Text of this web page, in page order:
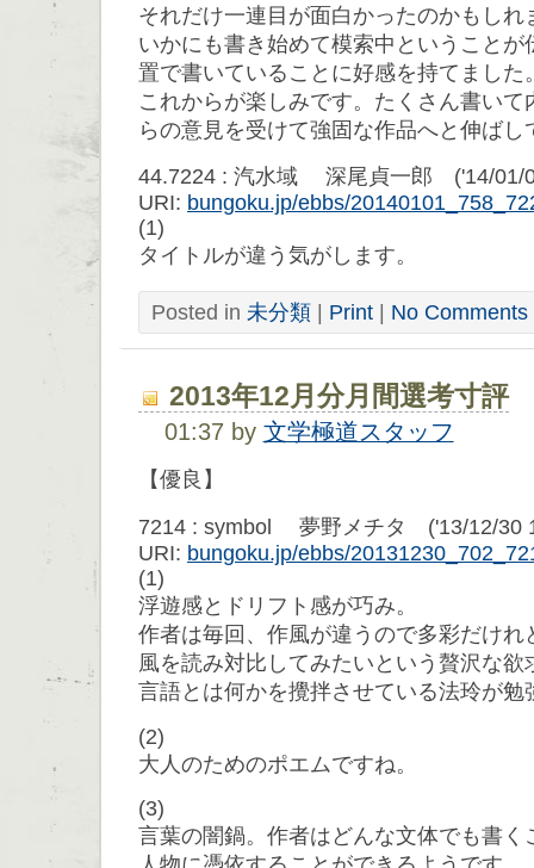
それだけ一連目が面白かったのかもしれ
いかにも書き始めて模索中ということが
置で書いていることに好感を持てました
これからが楽しみです。たくさん書い
らの意見を受けて強固な作品へと伸ば
44.7224 : 汽水域 深尾貞一郎 ('14/01/
URI: bungoku.jp/ebbs/
(1)
タイトルが違う気がします。
Posted in 未分類 | Print | No Comments
2013年12月分月間選考寸評
01:37 by 文学極道スタッフ
【優良】
7214 : symbol 夢野メチタ ('13/12/30
URI: bungoku.jp/ebbs/
(1)
浮遊感とドリフト感が巧み。
作者は毎回、作風が違うので多彩だけれ
風を読み対比してみたいという贅沢な欲
言語とは何かを攪拌させている法玲が勉
(2)
大人のためのポエムですね。
(3)
言葉の闇鍋。作者はどんな文体でも書く